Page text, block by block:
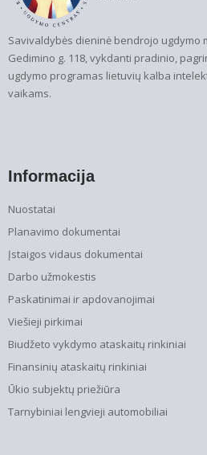
Savivaldybės dieninė bendrojo ugdymo
Gedimino g. 118, vykdanti pradinio,
ugdymo programas lietuvių kalba
vaikams.
Informacija
Nuostatai
Planavimo dokumentai
Įstaigos vidaus dokumentai
Darbo užmokestis
Paskatinimai ir apdovanojimai
Viešieji pirkimai
Biudžeto vykdymo ataskaitų rinkiniai
Finansinių ataskaitų rinkiniai
Ūkio subjektų priežiūra
Tarnybiniai lengvieji automobiliai